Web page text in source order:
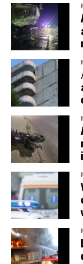
aproape două
Interne, dar și
raional și
Menționăm că
și pentru